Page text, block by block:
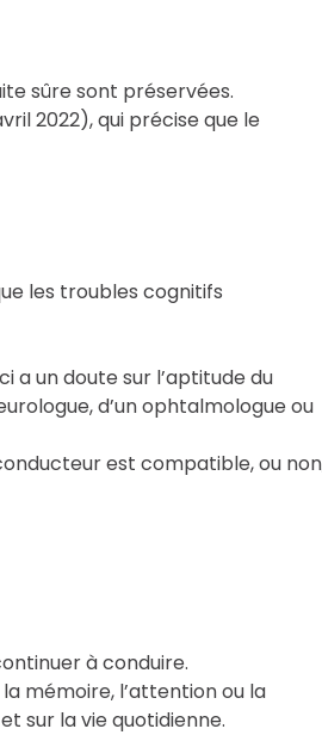
sûre sont préservées.
2022), qui précise que le
les troubles cognitifs
a un doute sur l’aptitude du
d’un ophtalmologue ou
est compatible, ou
à conduire.
mémoire, l’attention ou la
sur la vie quotidienne.